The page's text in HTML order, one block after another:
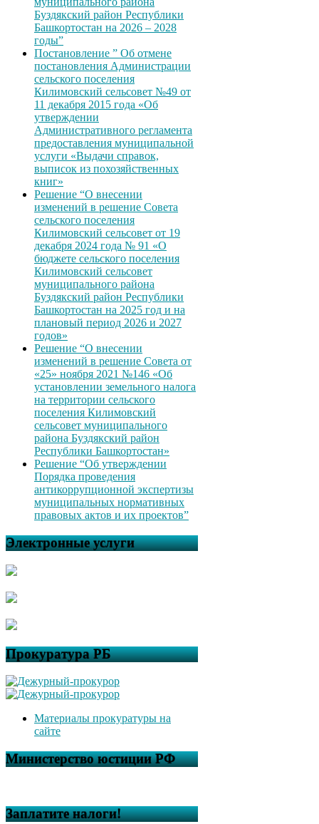
Буздякский район Республики
Башкортостан на 2026 – 2028
годы”
Постановление ” Об отмене
постановления Администрации
сельского поселения
Килимовский сельсовет №49 от
11 декабря 2015 года «Об
утверждении
Административного регламента
предоставления муниципальной
услуги «Выдачи справок,
выписок из похозяйственных
книг»
Решение “О внесении
изменений в решение Совета
сельского поселения
Килимовский сельсовет от 19
декабря 2024 года № 91 «О
бюджете сельского поселения
Килимовский сельсовет
муниципального района
Буздякский район Республики
Башкортостан на 2025 год и на
плановый период 2026 и 2027
годов»
Решение “О внесении
изменений в решение Совета от
«25» ноября 2021 №146 «Об
установлении земельного налога
на территории сельского
поселения Килимовский
сельсовет муниципального
района Буздякский район
Республики Башкортостан»
Решение “Об утверждении
Порядка проведения
антикоррупционной экспертизы
муниципальных нормативных
правовых актов и их проектов”
Электронные услуги
Прокуратура РБ
Материалы прокуратуры на
сайте
Министерство юстиции РФ
Заплатите налоги!